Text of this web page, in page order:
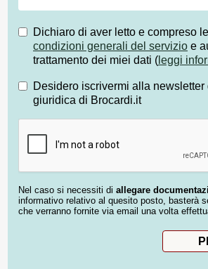
Dichiaro di aver letto e compreso le
condizioni generali del servizio e
trattamento dei miei dati ( leggi
Desidero iscrivermi alla
giuridica di Brocardi.it
Nel caso si necessiti di allegare
informativo relativo al quesito posto, basterà
che verranno fornite via email una volta